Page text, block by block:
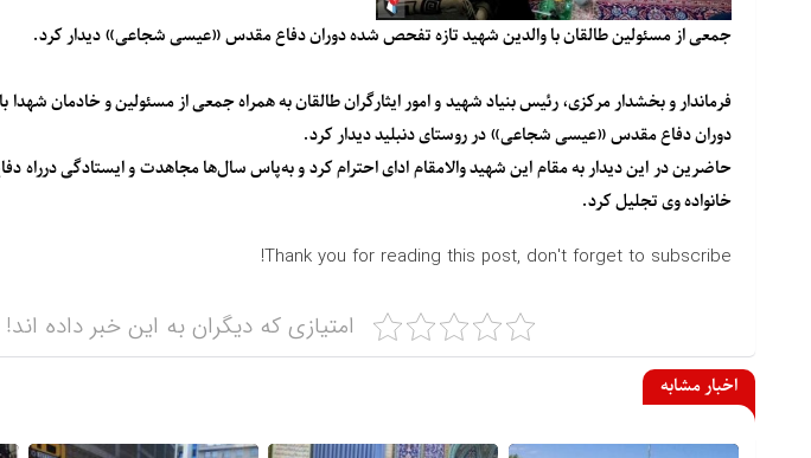
جمعی از مسئولین طالقان با والدین شهید تازه تفحص شده دوران دفاع مقدس «عیسی شجاعی» دیدار کرد.
فرماندار و بخشدار مرکزی، رئیس بنیاد شهید و امور ایثارگران طالقان به همراه جمعی از مسئولین و خادمان
دوران دفاع مقدس «عیسی شجاعی» در روستای دنبلید دیدار کرد.
حاضرین در این دیدار به مقام این شهید والامقام ادای احترام کرد و به‌پاس سال‌ها مجاهدت و ایستادگی درراه
خانواده وی تجلیل کرد.
Thank you for reading this post, don't forget to subscribe!
امتیازی که دیگران به این خبر داده اند!
اخبار مشابه